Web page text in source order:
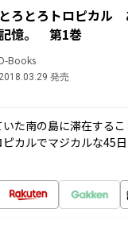
とろとろトロピカル
憶。 第1巻
Books
2018.03.29 発売
た南の島に滞在する
カルでマジカルな45